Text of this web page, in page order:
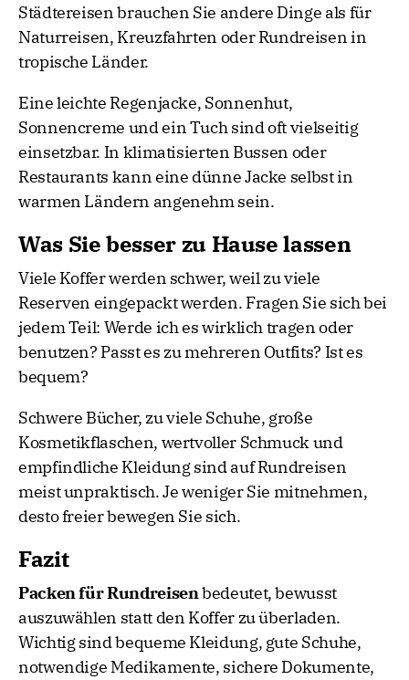
Städtereisen brauchen Sie andere Dinge als für
Naturreisen, Kreuzfahrten oder Rundreisen in
tropische Länder.
Eine leichte Regenjacke, Sonnenhut,
Sonnencreme und ein Tuch sind oft vielseitig
einsetzbar. In klimatisierten Bussen oder
Restaurants kann eine dünne Jacke selbst in
warmen Ländern angenehm sein.
Was Sie besser zu Hause lassen
Viele Koffer werden schwer, weil zu viele
Reserven eingepackt werden. Fragen Sie sich bei
jedem Teil: Werde ich es wirklich tragen oder
benutzen? Passt es zu mehreren Outfits? Ist es
bequem?
Schwere Bücher, zu viele Schuhe, große
Kosmetikflaschen, wertvoller Schmuck und
empfindliche Kleidung sind auf Rundreisen
meist unpraktisch. Je weniger Sie mitnehmen,
desto freier bewegen Sie sich.
Fazit
Packen für Rundreisenbedeutet, bewusst
auszuwählen statt den Koffer zu überladen.
Wichtig sind bequeme Kleidung, gute Schuhe,
notwendige Medikamente, sichere Dokumente,